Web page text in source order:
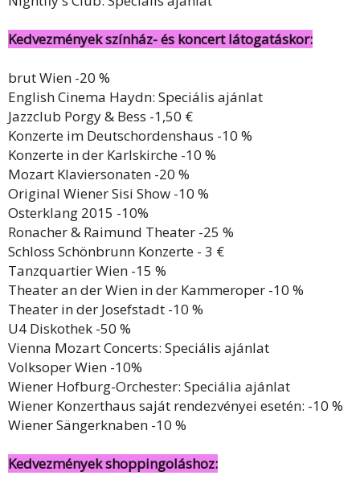
Kedvezmények színház- és koncert látogatáskor:
brut Wien -20 %
English Cinema Haydn: Speciális ajánlat
Jazzclub Porgy & Bess -1,50 €
Konzerte im Deutschordenshaus -10 %
Konzerte in der Karlskirche -10 %
Mozart Klaviersonaten -20 %
Original Wiener Sisi Show -10 %
Osterklang 2015 -10%
Ronacher & Raimund Theater -25 %
Schloss Schönbrunn Konzerte - 3 €
Tanzquartier Wien -15 %
Theater an der Wien in der Kammeroper -10 %
Theater in der Josefstadt -10 %
U4 Diskothek -50 %
Vienna Mozart Concerts: Speciális ajánlat
Volksoper Wien -10%
Wiener Hofburg-Orchester: Speciália ajánlat
Wiener Konzerthaus saját rendezvényei esetén: -10 %
Wiener Sängerknaben -10 %
Kedvezmények shoppingoláshoz: